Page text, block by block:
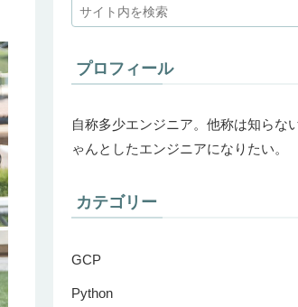
プロフィール
自称多少エンジニア。他称は知らな
ゃんとしたエンジニアになりたい。
カテゴリー
GCP
Python